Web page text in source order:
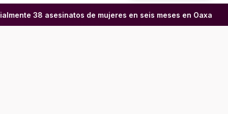
38 asesinatos de mujeres en seis meses en Oaxaca;